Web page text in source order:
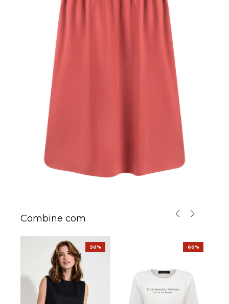
Combine com
50% 60%